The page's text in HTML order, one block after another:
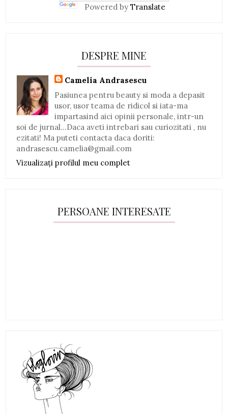
Powered by Translate
DESPRE MINE
Camelia Andrasescu
Pasiunea pentru beauty si moda a depasit
usor, usor teama de ridicol si iata-ma
impartasind aici opinii personale, intr-un
soi de jurnal...Daca aveti intrebari sau curiozitati , nu
ezitati! Ma puteti contacta daca doriti:
andrasescu.camelia@gmail.com
Vizualizați profilul meu complet
PERSOANE INTERESATE